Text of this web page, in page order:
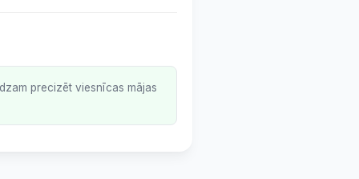
precizēt viesnīcas mājas